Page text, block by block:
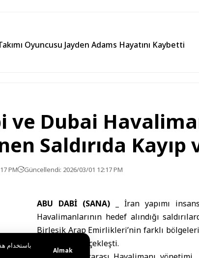
باستخدام
Almak
Oyuncusu Jayden Adams Hayatını Kaybetti
ve Dubai
Saldırıda Kayıp
PM Güncellendi: 2026/03/01 12:17 PM
ABU DABİ (SANA) _ İran yapımı
Havalimanlarının hedef alındığı
Birleşik Arap Emirlikleri’nin farklı
eşzamanlı gerçekleşti.